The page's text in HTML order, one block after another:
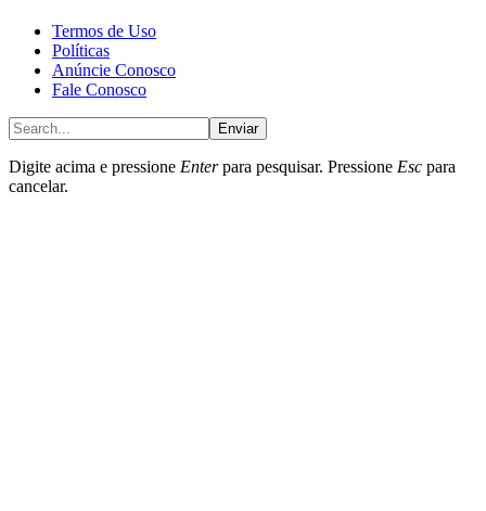
Termos de Uso
Políticas
Anúncie Conosco
Fale Conosco
Enviar
Digite acima e pressione Enterpara pesquisar. Pressione Esc para
cancelar.